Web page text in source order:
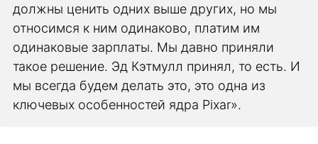
должны ценить одних выше других, но мы
относимся к ним одинаково, платим им
одинаковые зарплаты. Мы давно приняли
такое решение. Эд Кэтмулл принял, то есть. И
мы всегда будем делать это, это одна из
ключевых особенностей ядра Pixar».